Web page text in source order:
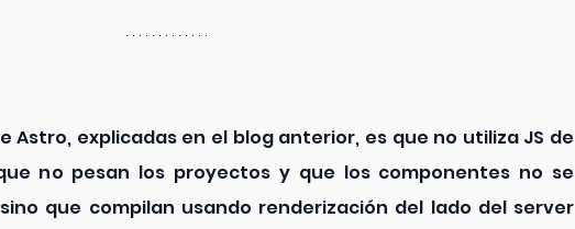
Astro, explicadas en el blog anterior, es que no utiliza JS de
no pesan los proyectos y que los componentes no se
que compilan usando renderización del lado del server